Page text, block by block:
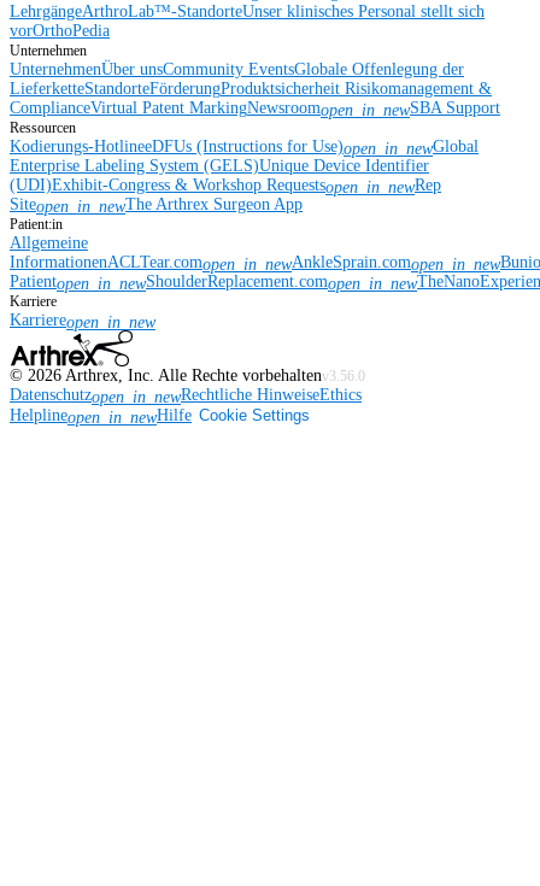
LehrgängeArthroLab™-StandorteUnser klinisches Personal stellt sich
vorOrthoPedia
Unternehmen
UnternehmenÜber unsCommunity EventsGlobale Offenlegung der
LieferketteStandorteFörderungProduktsicherheit Risikomanagement &
ComplianceVirtual Patent MarkingNewsroomopen_in_newSBA Support
Ressourcen
Kodierungs-HotlineeDFUs (Instructions for Use)open_in_newGlobal
Enterprise Labeling System (GELS)Unique Device Identifier
(UDI)Exhibit-Congress & Workshop Requestsopen_in_newRep
Siteopen_in_newThe Arthrex Surgeon App
Patient:in
Allgemeine
InformationenACLTear.comopen_in_newAnkleSprain.comopen_in_new
Patientopen_in_newShoulderReplacement.comopen_in_new
Karriere
Karriereopen_in_new
© 2026 Arthrex, Inc. Alle Rechte vorbehaltenv3.56.0
Datenschutzopen_in_newRechtliche HinweiseEthics
Helplineopen_in_newHilfe Cookie Settings